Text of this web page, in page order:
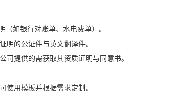
如银行对账单、水电费单）。
明的公证件与英文翻译件。
司提供的需获取其资质证明与同意书。
使用模板并根据需求定制。